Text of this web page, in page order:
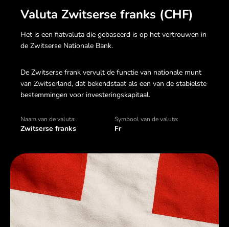
Valuta Zwitserse franks (CHF)
Het is een fiatvaluta die gebaseerd is op het vertrouwen in
de Zwitserse Nationale Bank.
De Zwitserse frank vervult de functie van nationale munt
van Zwitserland, dat bekendstaat als een van de stabielste
bestemmingen voor investeringskapitaal.
Naam van de valuta:
Zwitserse franks
Symbool van de valuta:
Fr